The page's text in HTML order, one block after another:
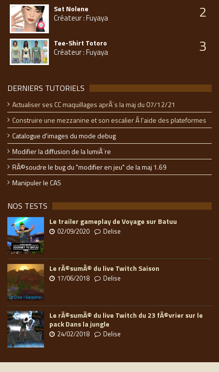
Set Nolene
Créateur : Fuyaya 2
Tee-Shirt Totoro
Créateur : Fuyaya 3
DERNIERS TUTORIELS
Actualiser ses CC maquillages aprÃ¨s la maj du 07/12/21
Construire une mezzanine et son escalier Ã l'aide des plateformes
Catalogue d'images du mode debug
Modifier la diffusion de la lumiÃ¨re
RÃ©soudre le bug du "modifier en jeu" de la maj 1.69
Manipuler le CAS
NOS TESTS
Le trailer gameplay de Voyage sur Batuu
02/09/2020 Delise
Le rÃ©sumÃ© du live Twitch Saison
17/06/2018 Delise
Le rÃ©sumÃ© du live Twitch du 23 fÃ©vrier sur le
pack Dans la jungle
24/02/2018 Delise